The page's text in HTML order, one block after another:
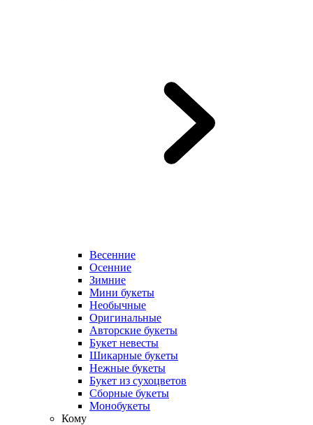
Весенние
Осенние
Зимние
Мини букеты
Необычные
Оригинальные
Авторские букеты
Букет невесты
Шикарные букеты
Нежные букеты
Букет из сухоцветов
Сборные букеты
Монобукеты
Кому